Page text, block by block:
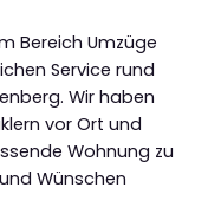
Bereich Umzüge
Service rund
Wir haben
vor Ort und
Wohnung zu
Wünschen